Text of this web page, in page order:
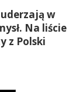
w
Na liście
z Polski